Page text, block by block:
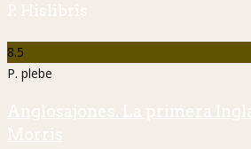
P. Hislibris
8.5
P. plebe
Anglosajones. La primera
Morris